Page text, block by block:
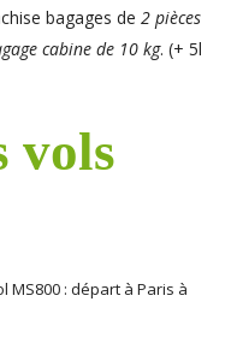
bagages de 2 pièces
cabine de 10 kg. (+ 5l
vols
MS800 : départ à Paris à